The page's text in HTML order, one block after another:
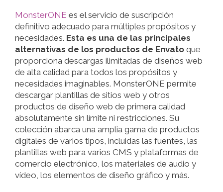
MonsterONE es el servicio de suscripción
definitivo adecuado para múltiples propósitos y
necesidades. Esta es una de las principales
alternativas de los productos de Envato que
proporciona descargas ilimitadas de diseños web
de alta calidad para todos los propósitos y
necesidades imaginables. MonsterONE permite
descargar plantillas de sitios web y otros
productos de diseño web de primera calidad
absolutamente sin límite ni restricciones. Su
colección abarca una amplia gama de productos
digitales de varios tipos, incluidas las fuentes, las
plantillas web para varios CMS y plataformas de
comercio electrónico, los materiales de audio y
vídeo, los elementos de diseño gráfico y más.